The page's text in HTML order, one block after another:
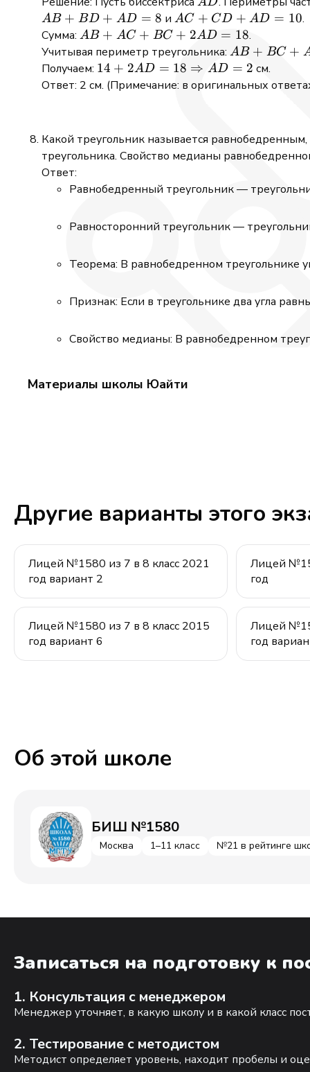
AB
+
BD
+
AD
AB + BD + AD = 8 и AC
+
CD
+
AD
AC + CD + AD = 10.
Сумма: AB
+
AC
+
=
18
AB + AC + BC + 2AD = 18.
Учитывая периметр треугольника: AB
+
BC
14
AB + BC +
Получаем: 14 + 2AD =
18
14 + 2AD = 18 ⇒ AD = 2 см.
Ответ: 2 см. (Примечание: в оригинальных
Какой треугольник называется
треугольника. Свойство медианы
Ответ:
Равнобедренный треугольник —
Равносторонний треугольник —
Теорема: В равнобедренном треугольнике
Признак: Если в треугольнике два угла
Свойство медианы: В равнобедренном
Материалы школы Юайти
Другие варианты этого
Лицей №1580 из 7 в 8 класс 2021
год вариант 2
Лицей
год
Лицей №1580 из 7 в 8 класс 2015
год вариант 6
Лицей
год
Об этой школе
БИШ №1580
Москва 1–11 класс №21 в рейтинге
Записаться на подготовку к
1. Консультация с менеджером
Менеджер уточняет, в какую школу и в какой класс
2. Тестирование с методистом
Методист определяет уровень, находит пробелы и